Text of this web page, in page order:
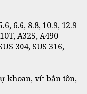
6.6, 8.8, 10.9, 12.9
A325, A490
304, SUS 316,
khoan, vít bắn tôn,